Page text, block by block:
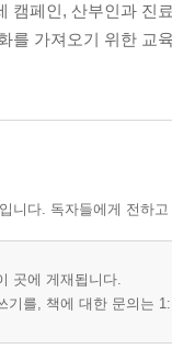
캠페인, 산부인과 진
를 가져오기 위한 교
니다. 독자들에게 전하
곳에 게재됩니다.
기를, 책에 대한 문의는